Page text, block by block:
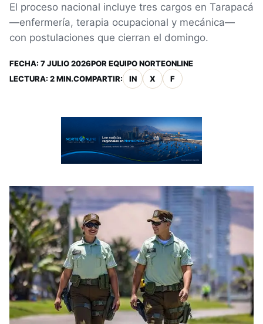
El proceso nacional incluye tres cargos en Tarapacá
—enfermería, terapia ocupacional y mecánica—
con postulaciones que cierran el domingo.
FECHA: 7 JULIO 2026POR EQUIPO NORTEONLINE
LECTURA: 2 MIN.COMPARTIR: IN X F